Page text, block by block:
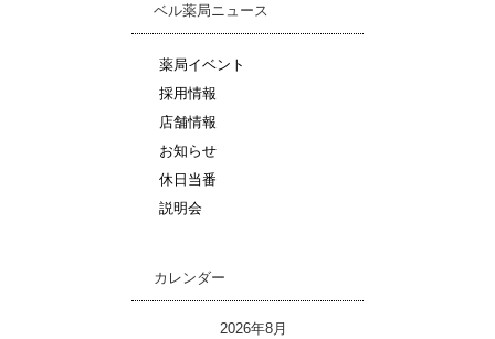
ベル薬局ニュース
薬局イベント
採用情報
店舗情報
お知らせ
休日当番
説明会
カレンダー
2026年8月